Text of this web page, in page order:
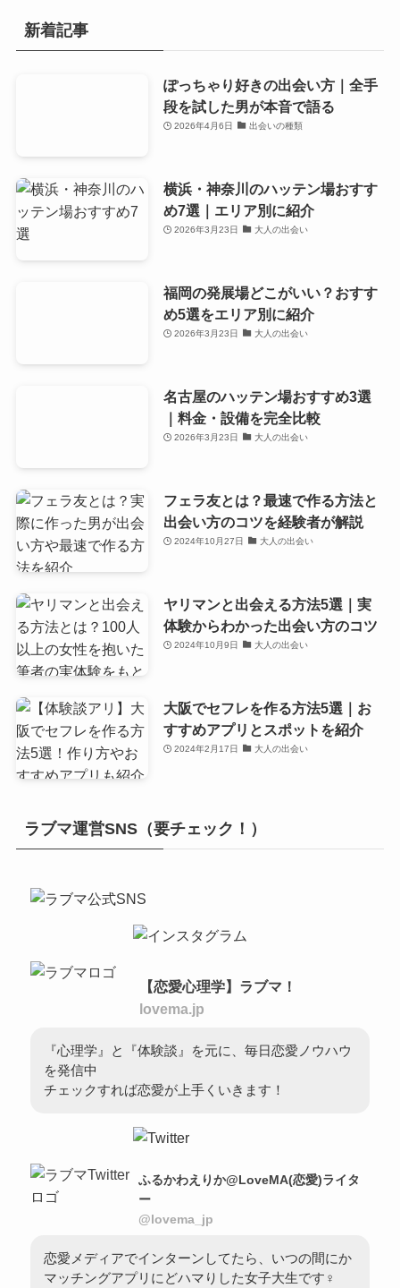
新着記事
ぽっちゃり好きの出会い方｜全手
段を試した男が本音で語る
2026年4月6日 出会いの種類
横浜・神奈川のハッテン場おすす
め7選｜エリア別に紹介
2026年3月23日 大人の出会い
福岡の発展場どこがいい？おすす
め5選をエリア別に紹介
2026年3月23日 大人の出会い
名古屋のハッテン場おすすめ3選
｜料金・設備を完全比較
2026年3月23日 大人の出会い
フェラ友とは？最速で作る方法と
出会い方のコツを経験者が解説
2024年10月27日 大人の出会い
ヤリマンと出会える方法5選｜実
体験からわかった出会い方のコツ
2024年10月9日 大人の出会い
大阪でセフレを作る方法5選｜お
すすめアプリとスポットを紹介
2024年2月17日 大人の出会い
ラブマ運営SNS（要チェック！）
【恋愛心理学】ラブマ！
lovema.jp
『心理学』と『体験談』を元に、毎日恋愛ノウハウ
を発信中
チェックすれば恋愛が上手くいきます！
ふるかわえりか@LoveMA(恋愛)ライタ
ー
@lovema_jp
恋愛メディアでインターンしてたら、いつの間にか
マッチングアプリにどハマりした女子大生です♀